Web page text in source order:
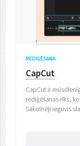
REDIĢĒŠANA
CapCut
CapCut ir
rediģēšanas rīks,
Sākotnēji ieguvis